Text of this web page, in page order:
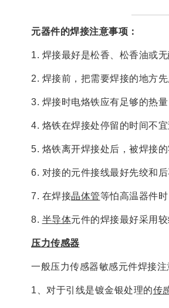
元器件的焊接注意事项：
1. 焊接最好是松香、松香油或
2. 焊接前，把需要焊接的地方
3. 焊接时电烙铁应有足够的热
4. 烙铁在焊接处停留的时间不宜
5. 烙铁离开焊接处后，被焊接
6. 对接的元件接线最好先绞和后
7. 在焊接晶体管等怕高温器件
8. 半导体元件的焊接最好采用
压力传感器
一般压力传感器敏感元件焊接注
1、对于引线是镀金银处理的传